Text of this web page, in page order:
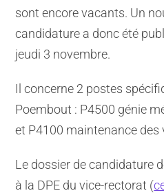
sont encore vacants. Un
candidature a donc été
jeudi 3 novembre.
Il concerne 2 postes
Poembout : P4500 génie
et P4100 maintenance des
Le dossier de candidature
à la DPE du vice-rectorat (